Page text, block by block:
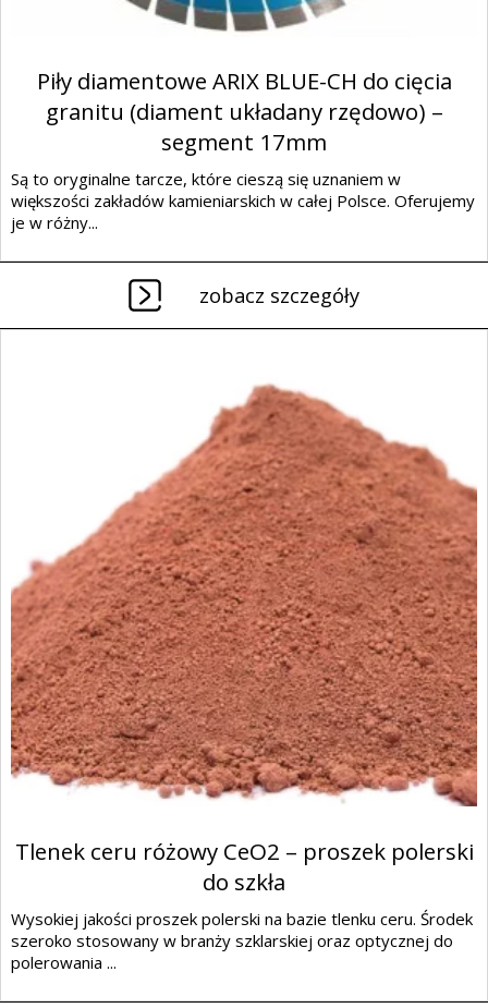
Piły diamentowe ARIX BLUE-CH do cięcia
granitu (diament układany rzędowo) –
segment 17mm
Są to oryginalne tarcze, które cieszą się uznaniem w
większości zakładów kamieniarskich w całej Polsce. Oferujemy
je w różny...
zobacz szczegóły
Tlenek ceru różowy CeO2 – proszek polerski
do szkła
Wysokiej jakości proszek polerski na bazie tlenku ceru. Środek
szeroko stosowany w branży szklarskiej oraz optycznej do
polerowania ...